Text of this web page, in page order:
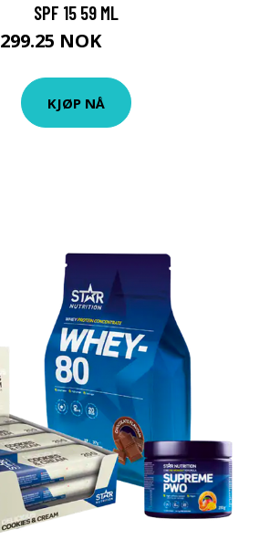
SPF 15 59 ML
299.25 NOK
KJØP NÅ